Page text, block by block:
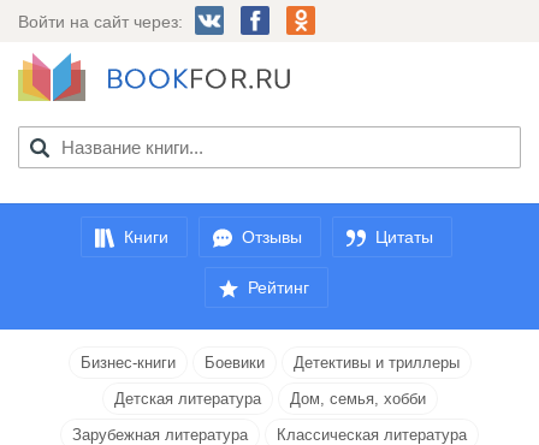
Войти на сайт через:
Книги Отзывы Цитаты
Рейтинг
Бизнес-книги Боевики
Детективы и триллеры
Детская литература
Дом, семья, хобби
Зарубежная литература
Классическая литература